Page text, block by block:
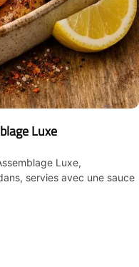
Luxe
Luxe,
servies avec une sauce